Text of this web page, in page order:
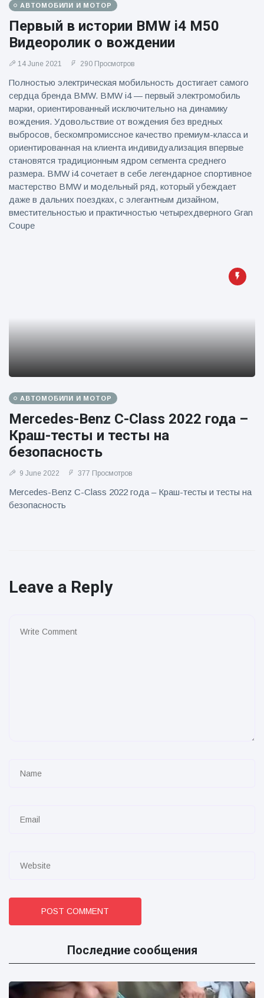
АВТОМОБИЛИ И МОТОР
Первый в истории BMW i4 M50
Видеоролик о вождении
14 June 2021 290 Просмотров
Полностью электрическая мобильность достигает самого
сердца бренда BMW. BMW i4 — первый электромобиль
марки, ориентированный исключительно на динамику
вождения. Удовольствие от вождения без вредных
выбросов, бескомпромиссное качество премиум-класса и
ориентированная на клиента индивидуализация впервые
становятся традиционным ядром сегмента среднего
размера. BMW i4 сочетает в себе легендарное спортивное
мастерство BMW и модельный ряд, который убеждает
даже в дальних поездках, с элегантным дизайном,
вместительностью и практичностью четырехдверного Gran
Coupe
АВТОМОБИЛИ И МОТОР
Mercedes-Benz C-Class 2022 года –
Краш-тесты и тесты на
безопасность
9 June 2022 377 Просмотров
Mercedes-Benz C-Class 2022 года – Краш-тесты и тесты на
безопасность
Leave a Reply
POST COMMENT
Последние сообщения